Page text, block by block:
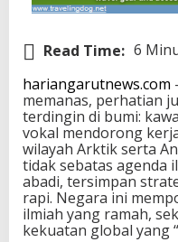
Read Time: 6
hariangarutnews.com
memanas, perhatian
terdingin di bumi:
vokal mendorong
wilayah Arktik serta
tidak sebatas agenda
abadi, tersimpan
rapi. Negara ini
ilmiah yang ramah,
kekuatan global yang